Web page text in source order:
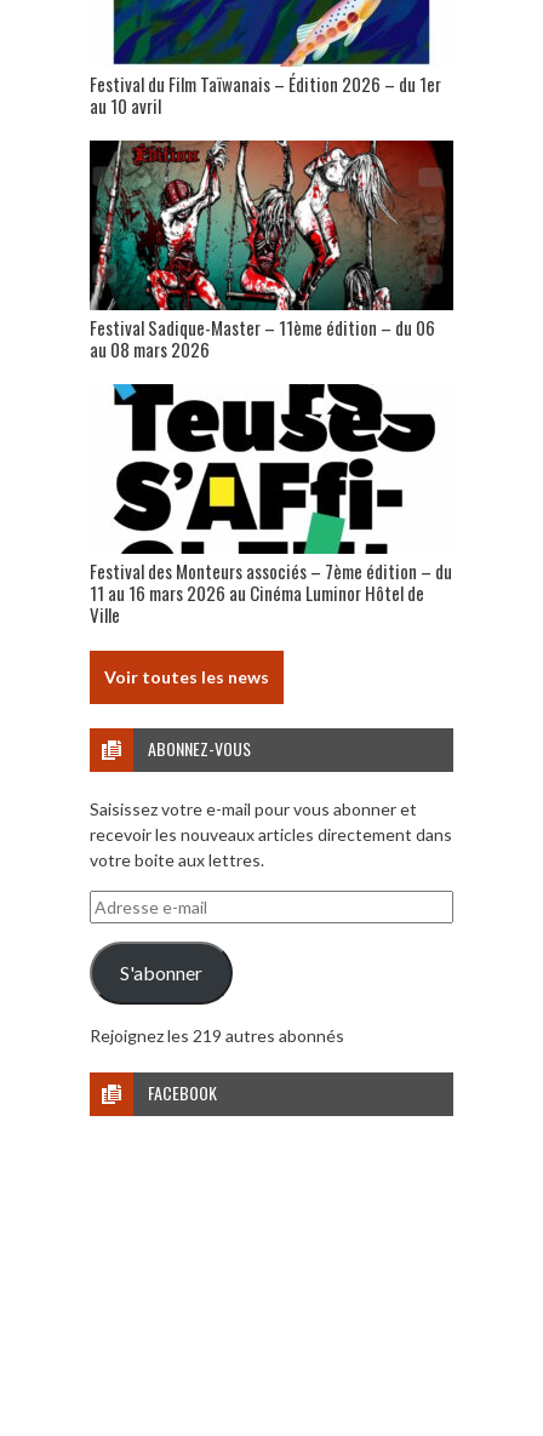
Festival du Film Taïwanais – Édition 2026 – du 1er
au 10 avril
Festival Sadique-Master – 11ème édition – du 06
au 08 mars 2026
Festival des Monteurs associés – 7ème édition – du
11 au 16 mars 2026 au Cinéma Luminor Hôtel de
Ville
Voir toutes les news
ABONNEZ-VOUS
Saisissez votre e-mail pour vous abonner et
recevoir les nouveaux articles directement dans
votre boite aux lettres.
Adresse
e-
mail
S'abonner
Rejoignez les 219 autres abonnés
FACEBOOK